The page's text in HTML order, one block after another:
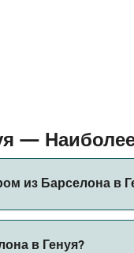
—
из Барселона в
в Генуя?